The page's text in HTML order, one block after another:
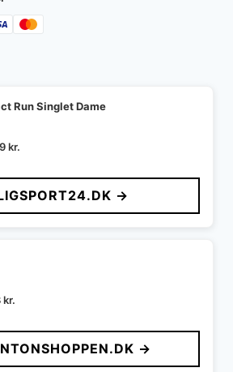
Run Singlet Dame
kr..
kr.
pris
er:
119 kr..
→
kr..
kr.
pris
er:
53 kr..
→